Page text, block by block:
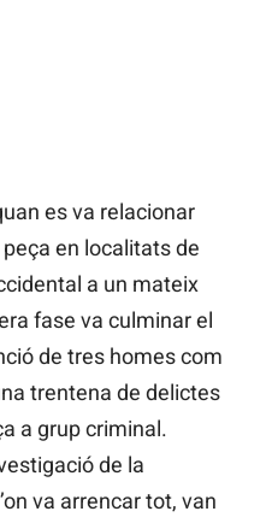
es va relacionar
en localitats de
a un mateix
fase va culminar el
de tres homes com
trentena de delictes
a grup criminal.
de la
va arrencar tot, van